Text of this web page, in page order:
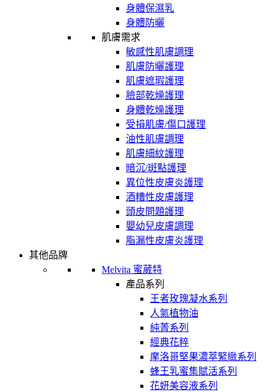
身體保濕乳
身體防曬
肌膚需求
敏感性肌膚調理
肌膚防曬護理
肌膚遮瑕護理
臉部乾燥護理
身體乾燥護理
受損肌膚/傷口護理
油性肌膚調理
肌膚細紋護理
暗沉/斑點護理
異位性皮膚炎護理
酒糟性皮膚護理
頭皮問題護理
嬰幼兒皮膚調理
脂漏性皮膚炎護理
其他品牌
Melvita 蜜葳特
產品系列
王者玫瑰凝水系列
人氣植物油
純菁系列
經典花粹
摩洛哥堅果濃萃緊緻系列
蜂王乳蜜集賦活系列
花妍美容液系列